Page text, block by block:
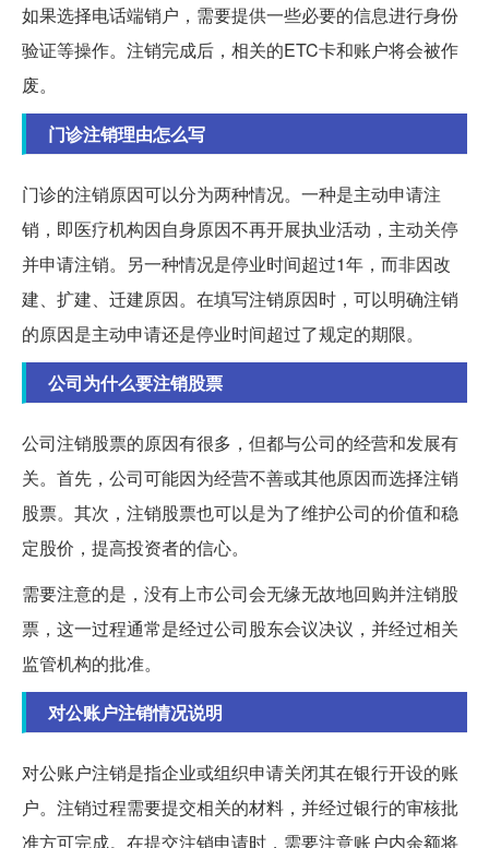
如果选择电话端销户，需要提供一些必要的信息进行身份
验证等操作。注销完成后，相关的ETC卡和账户将会被作
废。
门诊注销理由怎么写
门诊的注销原因可以分为两种情况。一种是主动申请注
销，即医疗机构因自身原因不再开展执业活动，主动关停
并申请注销。另一种情况是停业时间超过1年，而非因改
建、扩建、迁建原因。在填写注销原因时，可以明确注销
的原因是主动申请还是停业时间超过了规定的期限。
公司为什么要注销股票
公司注销股票的原因有很多，但都与公司的经营和发展有
关。首先，公司可能因为经营不善或其他原因而选择注销
股票。其次，注销股票也可以是为了维护公司的价值和稳
定股价，提高投资者的信心。
需要注意的是，没有上市公司会无缘无故地回购并注销股
票，这一过程通常是经过公司股东会议决议，并经过相关
监管机构的批准。
对公账户注销情况说明
对公账户注销是指企业或组织申请关闭其在银行开设的账
户。注销过程需要提交相关的材料，并经过银行的审核批
准方可完成。在提交注销申请时，需要注意账户内余额将